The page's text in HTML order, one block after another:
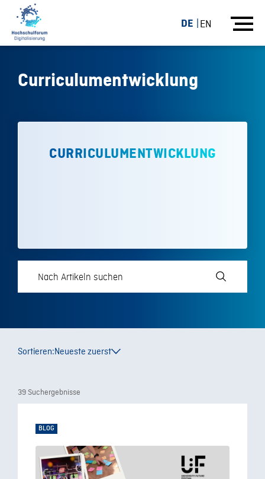
DE EN
Curriculumentwicklung
CURRICULUMENTWICKLUNG
Sortieren:Neueste zuerst
39 Suchergebnisse
BLOG